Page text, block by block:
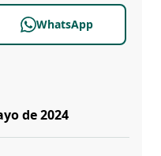
WhatsApp
de 2024